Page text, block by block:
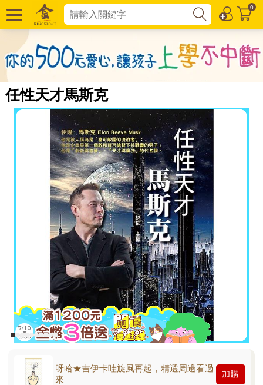
0
任性天才馬斯克
呀哈★吉伊卡哇旋風再起，精選周邊看過
來
加購